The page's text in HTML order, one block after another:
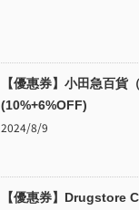
【優惠券】小田急百貨
(10%+6%OFF)
2024/8/9
【優惠券】Drugstore